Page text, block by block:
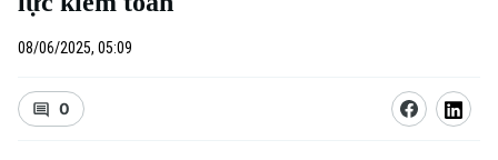
Ẩm thực
Tin tức
Hồ sơ
Người Việt 4 phương
08/06/2025, 05:09
0